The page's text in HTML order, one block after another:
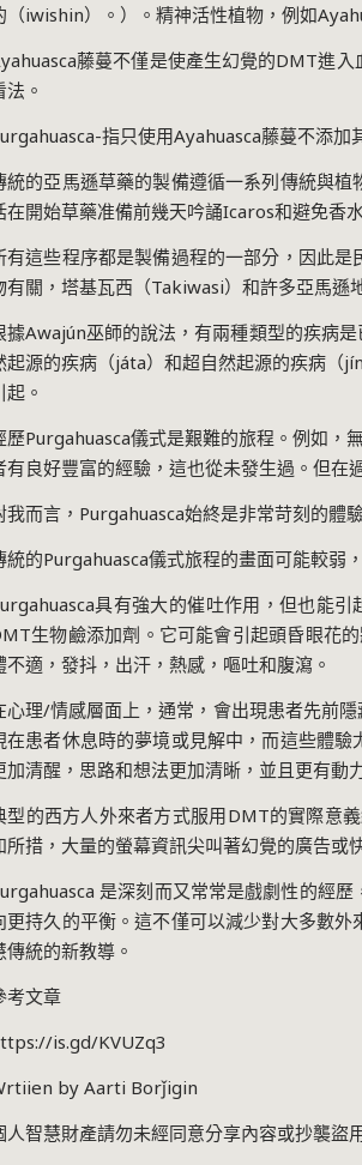
（iwishin）。）。精神活性植物，例如
藤蔓不僅是使產生幻覺的DMT進入
法。
指只使用Ayahuasca藤蔓不添加
統的亞馬遜草藥的製備遵循一系列傳統與
在開始草藥准備前幾天吟誦Icaros和避免香
有這些程序都是製備過程的一部分，因此
有關，塔基瓦西（Takiwasi）和許多亞馬遜
據Awajún巫師的說法，有兩種類型的疾病
起源的疾病（játa）和超自然起源的疾病（
起。
歷Purgahuasca儀式是艱難的旅程。例如，
有良好豐富的經驗，這也從未發生過。但在
我而言， Purgahuasca始終是非常苛刻的體
統的Purgahuasca儀式旅程的畫面可能較弱
具有強大的催吐作用，但也能引
生物鹼添加劑。它可能會引起頭昏眼花
不適，發抖，出汗，熱感，嘔吐和腹瀉。
心理/情感層面上，通常，會出現患者先前
在患者休息時的夢境或見解中，而這些體
加清醒，思路和想法更加清晰，並且更有動
型的西方人外來者方式服用DMT的實際意
所措，大量的螢幕資訊尖叫著幻覺的廣告或
是深刻而又常常是戲劇性的經
更持久的平衡。這不僅可以減少對大多數
傳統的新教導。
考文章
is.gd/KVUZq3
by Aarti Borǰigin
人智慧財產請勿未經同意分享內容或抄襲盜